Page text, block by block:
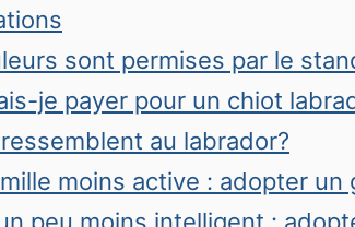
sont permises par le
je payer pour un chiot
au labrador?
moins active : adopter